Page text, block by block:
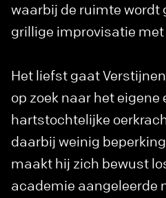
waarbij de ruimte wordt
grillige improvisatie
Het liefst gaat
op zoek naar het eigene
hartstochtelijke
daarbij weinig
maakt hij zich bewust
academie aangeleerde